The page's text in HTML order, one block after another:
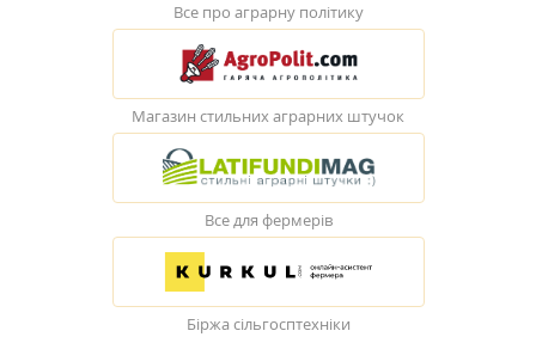
Все про аграрну політику
Магазин стильних аграрних штучок
Все для фермерів
Біржа сільгосптехніки